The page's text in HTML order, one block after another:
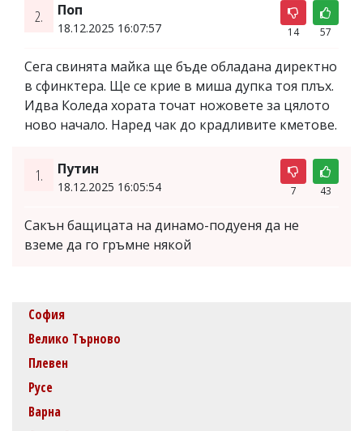
2. Поп
18.12.2025 16:07:57 14 57
Сега свинята майка ще бъде обладана директно
в сфинктера. Ще се крие в миша дупка тоя плъх.
Идва Коледа хората точат ножовете за цялото
ново начало. Наред чак до крадливите кметове.
1. Путин
18.12.2025 16:05:54 7 43
Сакън бащицата на динамо-подуеня да не
вземе да го гръмне някой
София
Велико Търново
Плевен
Русе
Варна